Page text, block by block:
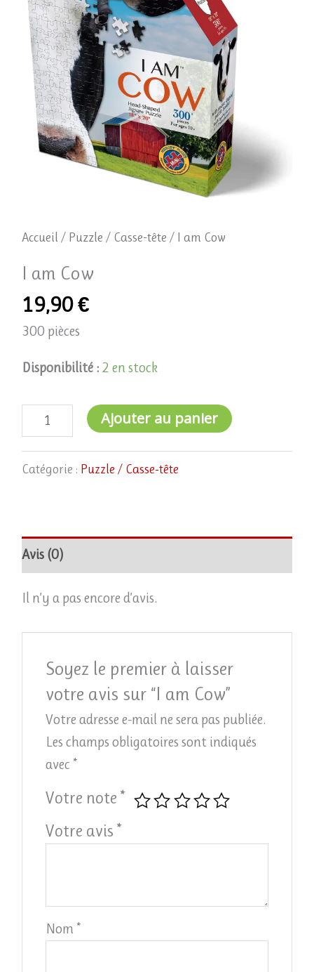
Accueil / Puzzle / Casse-tête / I am Cow
I am Cow
19,90€
300 pièces
Disponibilité : 2 en stock
Cow
Ajouter au panier
Catégorie : Puzzle / Casse-tête
Avis (0)
Il n’y a pas encore d’avis.
Soyez le premier à laisser
votre avis sur “I am Cow”
Votre adresse e-mail ne sera pas publiée.
Les champs obligatoires sont indiqués
avec*
Votre note*
Votre avis*
Nom*